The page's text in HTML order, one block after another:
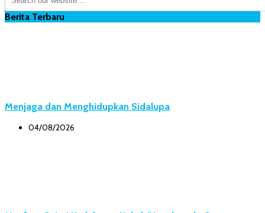
Berita Terbaru
Menjaga dan Menghidupkan Sidalupa
04/08/2026